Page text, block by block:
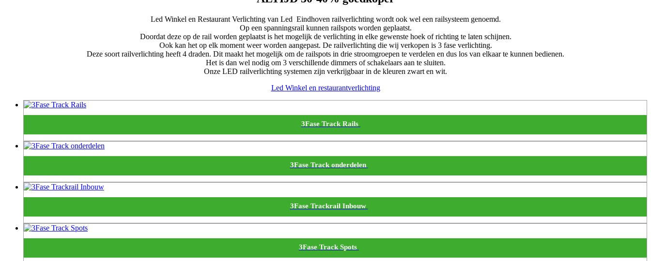
Led Winkel en Restaurant Verlichting van Led Eindhoven railverlichting wordt ook wel een railsysteem genoemd.
Op een spanningsrail kunnen railspots worden geplaatst.
Doordat deze op de rail worden geplaatst is het mogelijk de verlichting in elke gewenste hoek of richting te laten schijnen.
Ook kan het op elk moment weer worden aangepast. De railverlichting die wij verkopen is 3 fase verlichting.
Deze soort railverlichting heeft 4 draden. Dit maakt het mogelijk om de railspots in drie stroomgroepen te verdelen en dus los van elkaar te kunnen bedienen.
Het is dan wel nodig om 3 verschillende dimmers of schakelaars aan te sluiten.
Onze LED railverlichting systemen zijn verkrijgbaar in de kleuren zwart en wit.
Led Winkel en restaurantverlichting
3Fase Track Rails
3Fase Track onderdelen
3Fase Trackrail Inbouw
3Fase Track Spots